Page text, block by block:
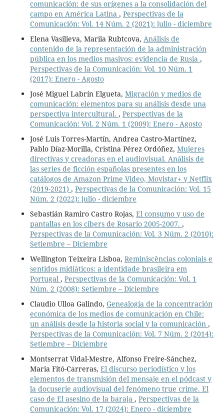
comunicación: de sus orígenes a la consolidación del
campo en América Latina , Perspectivas de la
Comunicación: Vol. 14 Núm. 2 (2021): julio - diciembre
Elena Vasilieva, Mariia Rubtcova, Análisis de
contenido de la representación de la administración
pública en los medios masivos: evidencia de Rusia ,
Perspectivas de la Comunicación: Vol. 10 Núm. 1
(2017): Enero - Agosto
José Miguel Labrín Elgueta, Migración y medios de
comunicación: elementos para su análisis desde una
perspectiva intercultural. , Perspectivas de la
Comunicación: Vol. 2 Núm. 1 (2009): Enero - Agosto
José Luis Torres-Martín, Andrea Castro-Martínez,
Pablo Díaz-Morilla, Cristina Pérez Ordóñez, Mujeres
directivas y creadoras en el audiovisual. Análisis de
las series de ficción españolas presentes en los
catálogos de Amazon Prime Video, Movistar+ y Netflix
(2019-2021) , Perspectivas de la Comunicación: Vol. 15
Núm. 2 (2022): julio - diciembre
Sebastián Ramiro Castro Rojas, El consumo y uso de
pantallas en los cibers de Rosario 2005-2007. ,
Perspectivas de la Comunicación: Vol. 3 Núm. 2 (2010):
Setiembre – Diciembre
Wellington Teixeira Lisboa, Reminiscências coloniais e
sentidos midiáticos: a identidade brasileira em
Portugal , Perspectivas de la Comunicación: Vol. 1
Núm. 2 (2008): Setiembre – Diciembre
Claudio Ulloa Galindo, Genealogía de la concentración
económica de los medios de comunicación en Chile:
un análisis desde la historia social y la comunicación ,
Perspectivas de la Comunicación: Vol. 7 Núm. 2 (2014):
Setiembre – Diciembre
Montserrat Vidal-Mestre, Alfonso Freire-Sánchez,
Maria Fitó-Carreras, El discurso periodístico y los
elementos de transmisión del mensaje en el pódcast y
la docuserie audiovisual del fenómeno true crime. El
caso de El asesino de la baraja , Perspectivas de la
Comunicación: Vol. 17 (2024): Enero - diciembre